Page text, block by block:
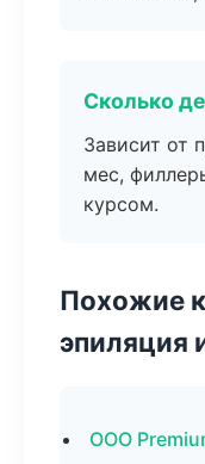
Сколько
Зависит от
мес,
курсом.
Похожие
эпиляция
ООО